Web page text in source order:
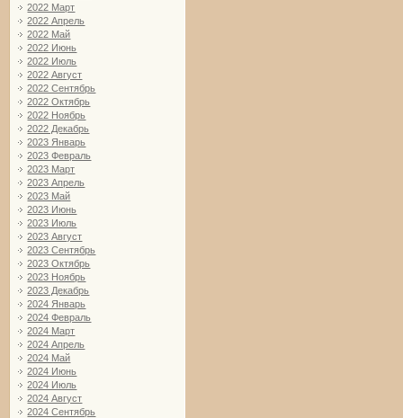
2022 Март
2022 Апрель
2022 Май
2022 Июнь
2022 Июль
2022 Август
2022 Сентябрь
2022 Октябрь
2022 Ноябрь
2022 Декабрь
2023 Январь
2023 Февраль
2023 Март
2023 Апрель
2023 Май
2023 Июнь
2023 Июль
2023 Август
2023 Сентябрь
2023 Октябрь
2023 Ноябрь
2023 Декабрь
2024 Январь
2024 Февраль
2024 Март
2024 Апрель
2024 Май
2024 Июнь
2024 Июль
2024 Август
2024 Сентябрь